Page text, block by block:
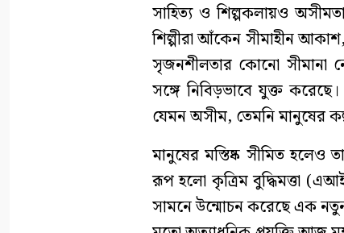
সাহিত্য ও শিল্পকলায়ও
শিল্পীরা আঁকেন সীমাহীন
সৃজনশীলতার কোনো সীমানা
সঙ্গে নিবিড়ভাবে যুক্ত
যেমন অসীম, তেমনি মানুষের
মানুষের মস্তিষ্ক সীমিত
রূপ হলো কৃত্রিম বুদ্ধিমত্তা
সামনে উন্মোচন করেছে এক নতুন